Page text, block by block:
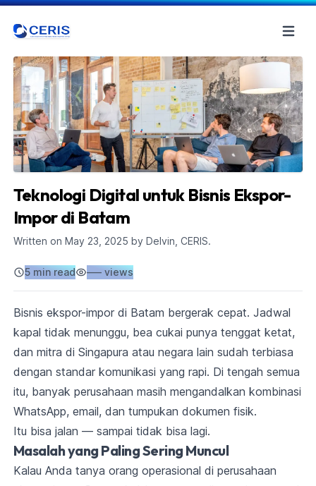
Teknologi Digital untuk Bisnis Ekspor-
Impor di Batam
Written on May 23, 2025 by Delvin, CERIS.
5 min read –––views
Bisnis ekspor-impor di Batam bergerak cepat. Jadwal
kapal tidak menunggu, bea cukai punya tenggat ketat,
dan mitra di Singapura atau negara lain sudah terbiasa
dengan standar komunikasi yang rapi. Di tengah semua
itu, banyak perusahaan masih mengandalkan kombinasi
WhatsApp, email, dan tumpukan dokumen fisik.
Itu bisa jalan — sampai tidak bisa lagi.
Masalah yang Paling Sering Muncul
Kalau Anda tanya orang operasional di perusahaan